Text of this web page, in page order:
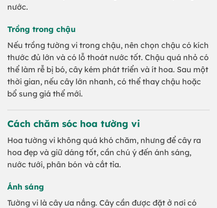
nước.
Trồng trong chậu
Nếu trồng tường vi trong chậu, nên chọn chậu có kích
thước đủ lớn và có lỗ thoát nước tốt. Chậu quá nhỏ có
thể làm rễ bị bó, cây kém phát triển và ít hoa. Sau một
thời gian, nếu cây lớn nhanh, có thể thay chậu hoặc
bổ sung giá thể mới.
Cách chăm sóc hoa tường vi
Hoa tường vi không quá khó chăm, nhưng để cây ra
hoa đẹp và giữ dáng tốt, cần chú ý đến ánh sáng,
nước tưới, phân bón và cắt tỉa.
Ánh sáng
Tường vi là cây ưa nắng. Cây cần được đặt ở nơi có